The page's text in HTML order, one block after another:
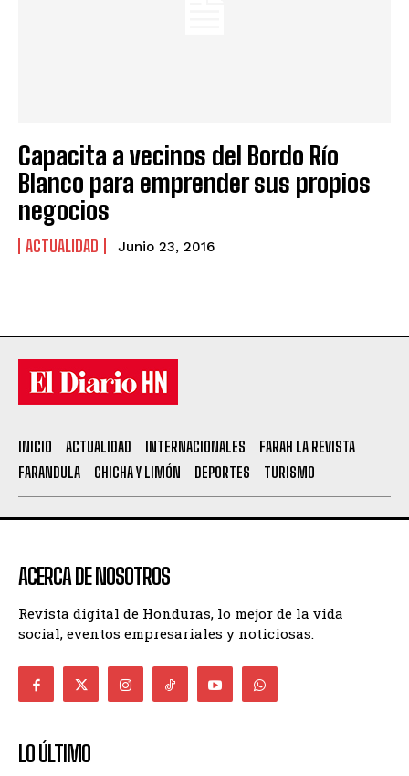
Capacita a vecinos del Bordo Río
Blanco para emprender sus propios
negocios
ACTUALIDAD Junio 23, 2016
INICIO ACTUALIDAD INTERNACIONALES
FARAH LA REVISTA
FARANDULA
CHICHA Y LIMÓN DEPORTES TURISMO
ACERCA DE NOSOTROS
Revista digital de Honduras, lo mejor de la vida
social, eventos empresariales y noticiosas.
LO ÚLTIMO